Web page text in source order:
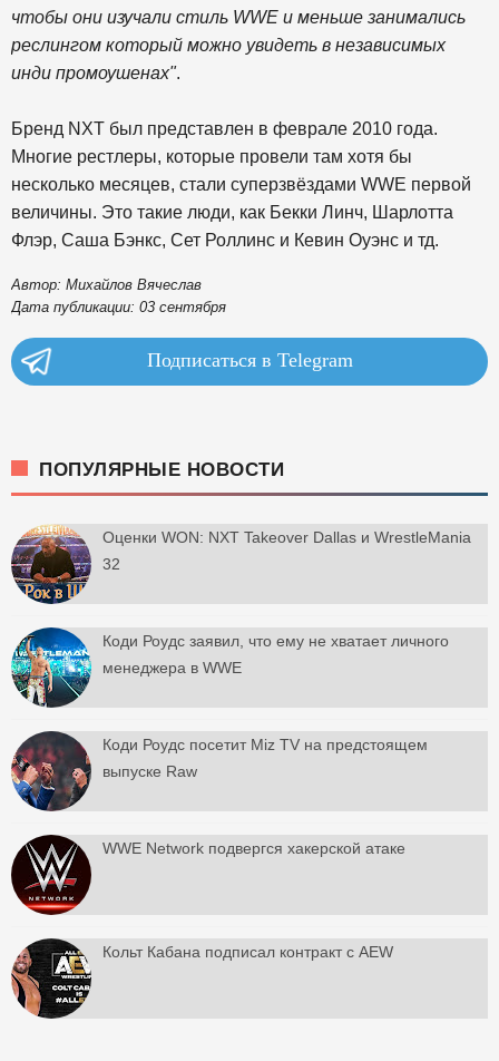
чтобы они изучали стиль WWE и меньше занимались
реслингом который можно увидеть в независимых
инди промоушенах".
Бренд NXT был представлен в феврале 2010 года.
Многие рестлеры, которые провели там хотя бы
несколько месяцев, стали суперзвёздами WWE первой
величины. Это такие люди, как Бекки Линч, Шарлотта
Флэр, Саша Бэнкс, Сет Роллинс и Кевин Оуэнс и тд.
Автор: Михайлов Вячеслав
Дата публикации: 03 сентября
Подписаться в Telegram
ПОПУЛЯРНЫЕ НОВОСТИ
Оценки WON: NXT Takeover Dallas и WrestleMania
32
Коди Роудс заявил, что ему не хватает личного
менеджера в WWE
Коди Роудс посетит Miz TV на предстоящем
выпуске Raw
WWE Network подвергся хакерской атаке
Кольт Кабана подписал контракт с AEW